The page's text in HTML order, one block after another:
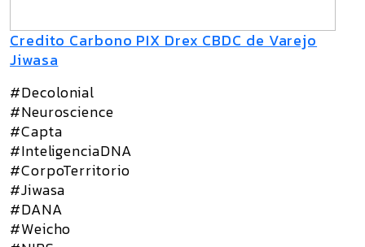
Credito Carbono PIX Drex CBDC de Varejo
Jiwasa
#Decolonial
#Neuroscience
#Capta
#InteligenciaDNA
#CorpoTerritorio
#Jiwasa
#DANA
#Weicho